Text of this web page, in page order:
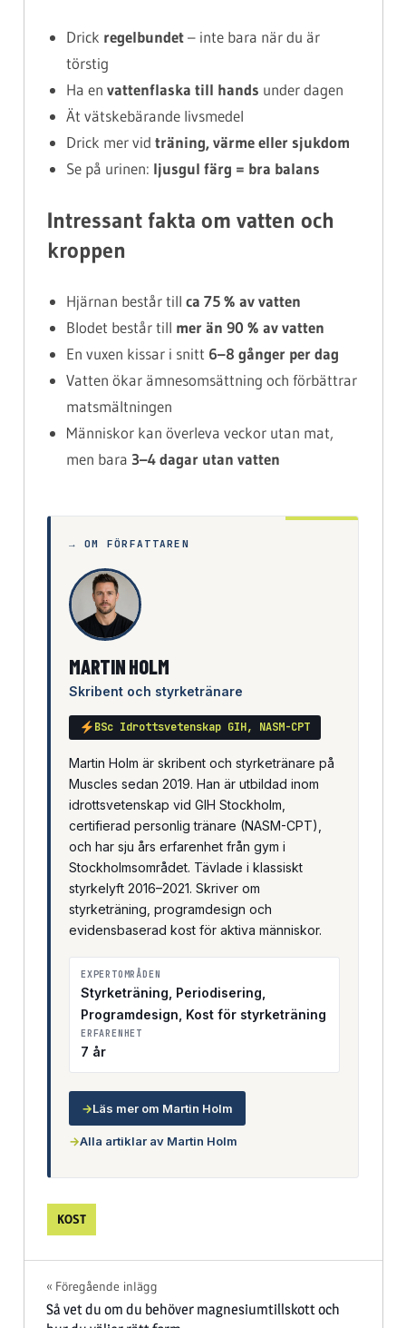
Drick regelbundet– inte bara när du är
törstig
Ha envattenflaska till hands under dagen
Ät vätskebärande livsmedel
Drick mer vidträning, värme eller sjukdom
Se på urinen: ljusgul färg = bra balans
Intressant fakta om vatten och
kroppen
Hjärnan består tillca 75 % av vatten
Blodet består till mer än 90 % av vatten
En vuxen kissar i snitt 6–8 gånger per dag
Vatten ökar ämnesomsättning och förbättrar
matsmältningen
Människor kan överleva veckor utan mat,
men bara 3–4 dagar utan vatten
→ OM FÖRFATTAREN
MARTIN HOLM
Skribent och styrketränare
BSc Idrottsvetenskap GIH, NASM-CPT
Martin Holm är skribent och styrketränare på
Muscles sedan 2019. Han är utbildad inom
idrottsvetenskap vid GIH Stockholm,
certifierad personlig tränare (NASM-CPT),
och har sju års erfarenhet från gym i
Stockholmsområdet. Tävlade i klassiskt
styrkelyft 2016–2021. Skriver om
styrketräning, programdesign och
evidensbaserad kost för aktiva människor.
EXPERTOMRÅDEN
Styrketräning, Periodisering,
Programdesign, Kost för styrketräning
ERFARENHET
7 år
→Läs mer om Martin Holm
→Alla artiklar av Martin Holm
KOST
Inläggsnavigering
Föregående inlägg
Så vet du om du behöver magnesiumtillskott och